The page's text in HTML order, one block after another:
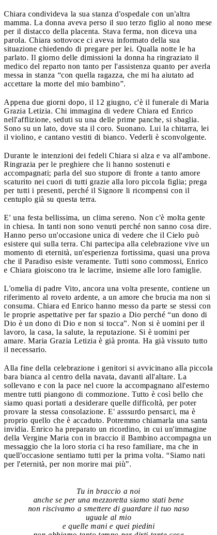
Chiara condivideva la sua stanza d'ospedale con un'altra
mamma. La donna aveva perso il suo terzo figlio al nono mese
per il distacco della placenta. Stava ferma, non diceva una
parola. Chiara sottovoce ci aveva informato della sua
situazione chiedendo di pregare per lei. Qualla notte le ha
parlato. Il giorno delle dimissioni la donna ha ringraziato il
medico del reparto non tanto per l'assistenza quanto per averla
messa in stanza “con quella ragazza, che mi ha aiutato ad
accettare la morte del mio bambino”.
Appena due giorni dopo, il 12 giugno, c'è il funerale di Maria
Grazia Letizia. Chi immagina di vedere Chiara ed Enrico
nell'afflizione, seduti su una delle prime panche, si sbaglia.
Sono su un lato, dove sta il coro. Suonano. Lui la chitarra, lei
il violino, e cantano vestiti di bianco. Vederli è sconvolgente.
Durante le intenzioni dei fedeli Chiara si alza e va all'ambone.
Ringrazia per le preghiere che li hanno sostenuti e
accompagnati; parla del suo stupore di fronte a tanto amore
scaturito nei cuori di tutti grazie alla loro piccola figlia; prega
per tutti i presenti, perché il Signore li ricompensi con il
centuplo già su questa terra.
E' una festa bellissima, un clima sereno. Non c'è molta gente
in chiesa. In tanti non sono venuti perché non sanno cosa dire.
Hanno perso un'occasione unica di vedere che il Cielo può
esistere qui sulla terra. Chi partecipa alla celebrazione vive un
momento di eternità, un'esperienza fortissima, quasi una prova
che il Paradiso esiste veramente. Tutti sono commossi, Enrico
e Chiara gioiscono tra le lacrime, insieme alle loro famiglie.
L'omelia di padre Vito, ancora una volta presente, contiene un
riferimento al roveto ardente, a un amore che brucia ma non si
consuma. Chiara ed Enrico hanno messo da parte se stessi con
le proprie aspettative per far spazio a Dio perché “un dono di
Dio è un dono di Dio e non si tocca”. Non si è uomini per il
lavoro, la casa, la salute, la reputazione. Si è uomini per
amare. Maria Grazia Letizia è già pronta. Ha già vissuto tutto
il necessario.
Alla fine della celebrazione i genitori si avvicinano alla piccola
bara bianca al centro della navata, davanti all'altare. La
sollevano e con la pace nel cuore la accompagnano all'esterno
mentre tutti piangono di commozione. Tutto è così bello che
siamo quasi portati a desiderare quelle difficoltà, per poter
provare la stessa consolazione. E' asssurdo pensarci, ma è
proprio quello che è accaduto. Potremmo chiamarla una santa
invidia. Enrico ha preparato un ricordino, in cui un'immagine
della Vergine Maria con in braccio il Bambino accompagna un
messaggio che la loro storia ci ha reso familiare, ma che in
quell'occasione sentiamo tutti per la prima volta. “Siamo nati
per l'eternità, per non morire mai più”.
Tu in braccio a noi
anche se per una mezzoretta siamo stati bene
non riscivamo a smettere di guardare il tuo naso
uguale al mio
e quelle mani e quei piedini